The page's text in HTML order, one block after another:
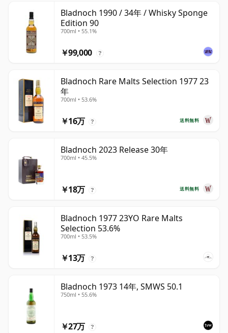
Bladnoch 1990 / 34年 / Whisky Sponge
Edition 90
700ml • 55.1%
￥99,000 ?
Bladnoch Rare Malts Selection 1977 23
年
700ml • 53.6%
送料無料
￥16万 ?
Bladnoch 2023 Release 30年
700ml • 45.5%
送料無料
￥18万 ?
Bladnoch 1977 23YO Rare Malts
Selection 53.6%
700ml • 53.5%
￥13万 ?
Bladnoch 1973 14年, SMWS 50.1
750ml • 55.6%
￥27万 ?